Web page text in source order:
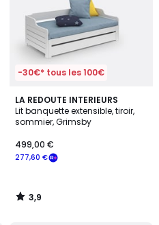
-30€* tous les 100€
LA REDOUTE INTERIEURS
Lit banquette extensible, tiroir,
sommier, Grimsby
277,60 €
499,00 €
3,9
/ 5
3,9
/